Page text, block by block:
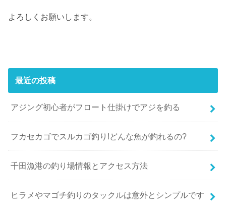
よろしくお願いします。
最近の投稿
アジング初心者がフロート仕掛けでアジを釣る
フカセカゴでスルカゴ釣り!どんな魚が釣れるの?
千田漁港の釣り場情報とアクセス方法
ヒラメやマゴチ釣りのタックルは意外とシンプルです